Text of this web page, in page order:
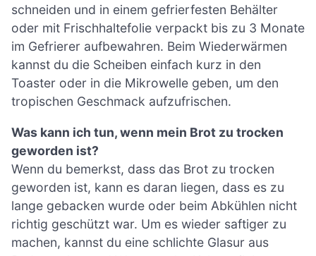
schneiden und in einem gefrierfesten Behälter
oder mit Frischhaltefolie verpackt bis zu 3 Monate
im Gefrierer aufbewahren. Beim Wiederwärmen
kannst du die Scheiben einfach kurz in den
Toaster oder in die Mikrowelle geben, um den
tropischen Geschmack aufzufrischen.
Was kann ich tun, wenn mein Brot zu trocken
geworden ist?
Wenn du bemerkst, dass das Brot zu trocken
geworden ist, kann es daran liegen, dass es zu
lange gebacken wurde oder beim Abkühlen nicht
richtig geschützt war. Um es wieder saftiger zu
machen, kannst du eine schlichte Glasur aus